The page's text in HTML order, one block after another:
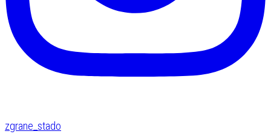
zgrane_stado